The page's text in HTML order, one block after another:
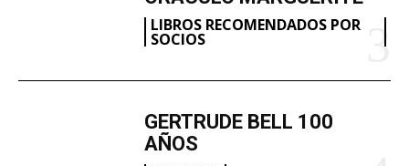
LIBROS RECOMENDADOS POR
SOCIOS
GERTRUDE BELL 100
AÑOS